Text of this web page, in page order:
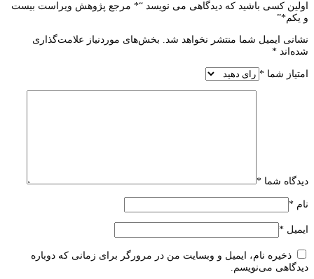
اولین کسی باشید که دیدگاهی می نویسد “* مرجع پژوهش ویراست بیست
و یکم*”
نشانی ایمیل شما منتشر نخواهد شد. بخش‌های موردنیاز علامت‌گذاری
شده‌اند *
امتیاز شما *
دیدگاه شما *
نام *
ایمیل *
ذخیره نام، ایمیل و وبسایت من در مرورگر برای زمانی که دوباره
دیدگاهی می‌نویسم.